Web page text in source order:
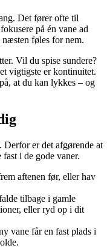
Det fører ofte til
på én vane ad
føles for nem.
Vil du spise sundere?
vigtigste er kontinuitet.
at du kan lykkes – og
er det afgørende at
i de gode vaner.
aftenen før, eller hav
tilbage i gamle
eller ryd op i dit
vane får en fast plads i